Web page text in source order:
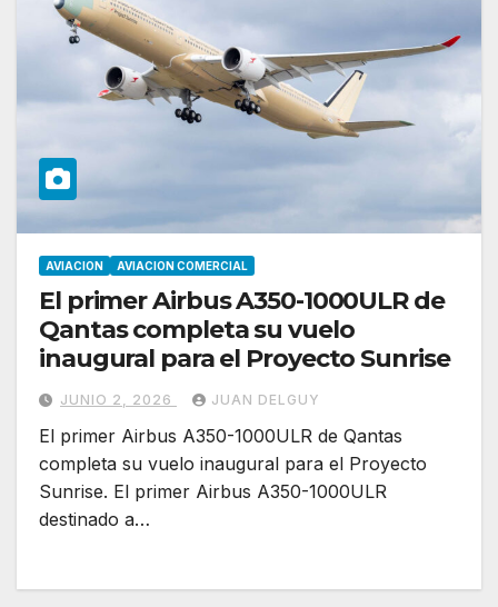
AVIACION AVIACION COMERCIAL
El primer Airbus A350-1000ULR de
Qantas completa su vuelo
inaugural para el Proyecto Sunrise
JUNIO 2, 2026 JUAN DELGUY
El primer Airbus A350-1000ULR de Qantas
completa su vuelo inaugural para el Proyecto
Sunrise. El primer Airbus A350-1000ULR
destinado a…